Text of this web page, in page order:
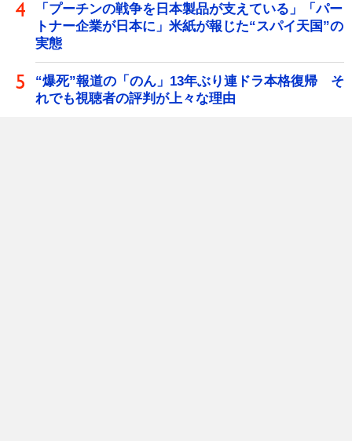
「プーチンの戦争を日本製品が支えている」「パー
トナー企業が日本に」米紙が報じた“スパイ天国”の
実態
“爆死”報道の「のん」13年ぶり連ドラ本格復帰 そ
れでも視聴者の評判が上々な理由